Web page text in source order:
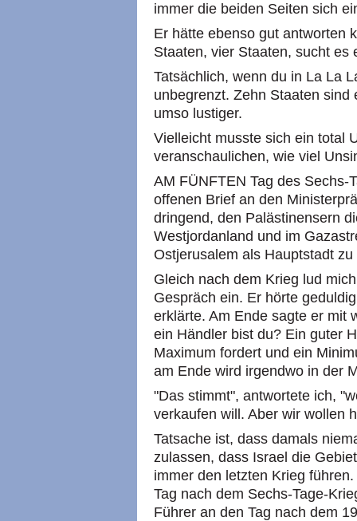
immer die beiden Seiten sich
Er hätte ebenso gut antworten
Staaten, vier Staaten, sucht es
Tatsächlich, wenn du in La La
unbegrenzt. Zehn Staaten
umso lustiger.
Vielleicht musste sich ein total
veranschaulichen, wie viel
AM FÜNFTEN Tag des Sechs-
offenen Brief an den
dringend, den Palästinensern
Westjordanland und im
Ostjerusalem als Hauptstadt
Gleich nach dem Krieg lud
Gespräch ein. Er hörte
erklärte. Am Ende sagte er mit
ein Händler bist du? Ein guter
Maximum fordert und ein
am Ende wird irgendwo in der
"Das stimmt", antwortete ich,
verkaufen will. Aber wir wollen
Tatsache ist, dass damals
zulassen, dass Israel die
immer den letzten Krieg
Tag nach dem Sechs-Tage-
Führer an den Tag nach dem